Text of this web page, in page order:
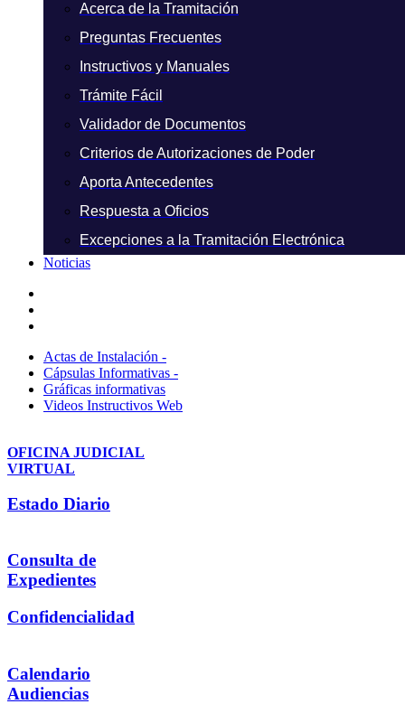
Acerca de la Tramitación
Preguntas Frecuentes
Instructivos y Manuales
Trámite Fácil
Validador de Documentos
Criterios de Autorizaciones de Poder
Aporta Antecedentes
Respuesta a Oficios
Excepciones a la Tramitación Electrónica
Noticias
Actas de Instalación -
Cápsulas Informativas -
Gráficas informativas
Videos Instructivos Web
OFICINA JUDICIAL
VIRTUAL
Estado Diario
Consulta de
Expedientes
Confidencialidad
Calendario
Audiencias